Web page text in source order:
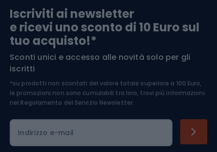
Arrampicata
Medicina dello sport
Abbigliamento ciclistico
Iscriviti ai newsletter
e ricevi uno sconto di 10 Euro sul
tuo acquisto!*
Sconti unici e accesso alle novità solo per gli
iscritti
*su prodotti non scontati del valore totale superiore a 100 Euro,
le promozioni non sono cumulabili tra loro, trovi più informazioni
nel Regolamento del Servizio Newsletter.
Indirizzo e-mail